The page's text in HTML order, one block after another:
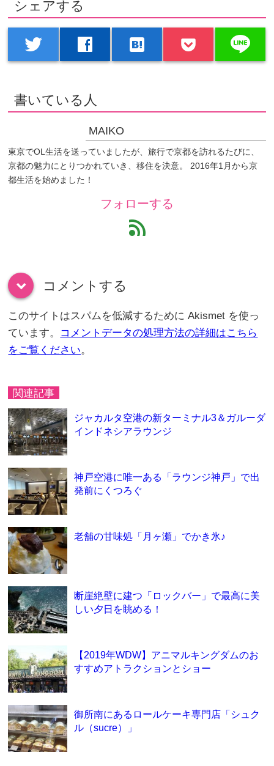
シェアする
twitter facebook hatenabookmark line
書いている人
MAIKO
東京でOL生活を送っていましたが、旅行で京都を訪れるたびに、
京都の魅力にとりつかれていき、移住を決意。 2016年1月から京
都生活を始めました！
フォローする
feed
down コメントする
このサイトはスパムを低減するために Akismet を使っ
ています。 コメントデータの処理方法の詳細はこちら
をご覧ください。
関連記事
ジャカルタ空港の新ターミナル3＆ガルーダ
インドネシアラウンジ
神戸空港に唯一ある「ラウンジ神戸」で出
発前にくつろぐ
老舗の甘味処「月ヶ瀬」でかき氷♪
断崖絶壁に建つ「ロックバー」で最高に美
しい夕日を眺める！
【2019年WDW】アニマルキングダムのお
すすめアトラクションとショー
御所南にあるロールケーキ専門店「シュク
ル（sucre）」